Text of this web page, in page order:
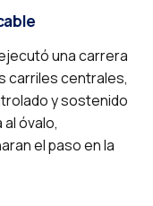
una carrera
carriles centrales,
y sostenido
óvalo,
el paso en la